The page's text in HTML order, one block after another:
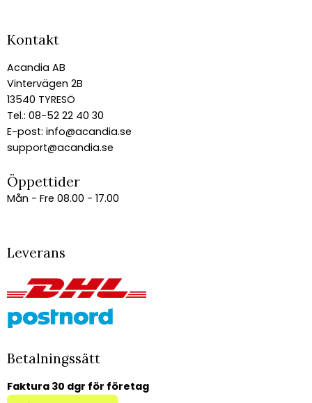
Kontakt
Acandia AB
Vintervägen 2B
13540 TYRESÖ
Tel.: 08-52 22 40 30
E-post: info@acandia.se
support@acandia.se
Öppettider
Mån - Fre 08.00 - 17.00
Leverans
Betalningssätt
Faktura 30 dgr för företag